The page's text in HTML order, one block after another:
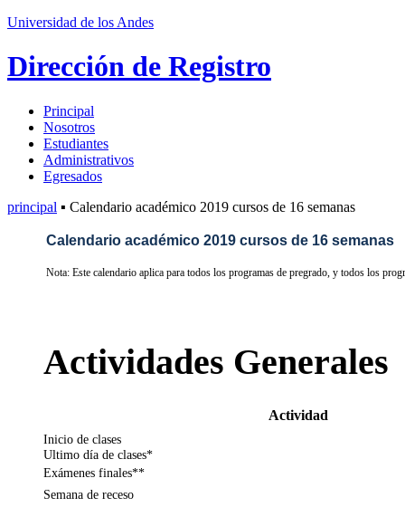
Universidad de los Andes
Dirección de Registro
Principal
Nosotros
Estudiantes
Administrativos
Egresados
principal ▪ Calendario académico 2019 cursos de 16 semanas
Calendario académico 2019 cursos de 16 semanas
Nota: Este calendario aplica para todos los programas de pregrado, y todos los
Actividades Generales
Actividad
Inicio de clases
Ultimo día de clases*
Exámenes finales**
Semana de receso